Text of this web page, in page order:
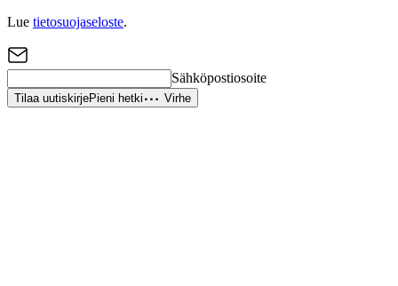
Lue tietosuojaseloste.
Sähköpostiosoite
Tilaa uutiskirjePieni hetki Virhe